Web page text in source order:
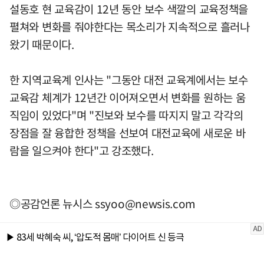
설동호 현 교육감이 12년 동안 보수 색깔의 교육정책을
펼쳐와 변화를 줘야한다는 목소리가 지속적으로 흘러나
왔기 때문이다.
한 지역교육계 인사는 "그동안 대전 교육계에서는 보수
교육감 체계가 12년간 이어져오면서 변화를 원하는 움
직임이 있었다"며 "진보와 보수를 따지지 말고 각각의
장점을 잘 융합한 정책을 선보여 대전교육에 새로운 바
람을 일으켜야 한다"고 강조했다.
◎공감언론 뉴시스ssyoo@newsis.com